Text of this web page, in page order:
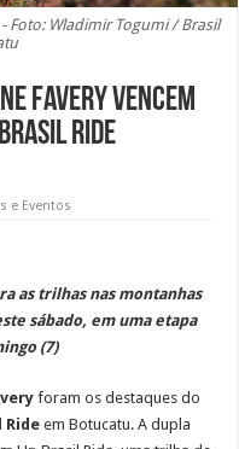
Foto: Wladimir Togumi / Brasil
Favery vencem
Ride
e Eventos
as trilhas nas montanhas
sábado, em uma etapa
(7)
foram os destaques do
Ride em Botucatu. A dupla